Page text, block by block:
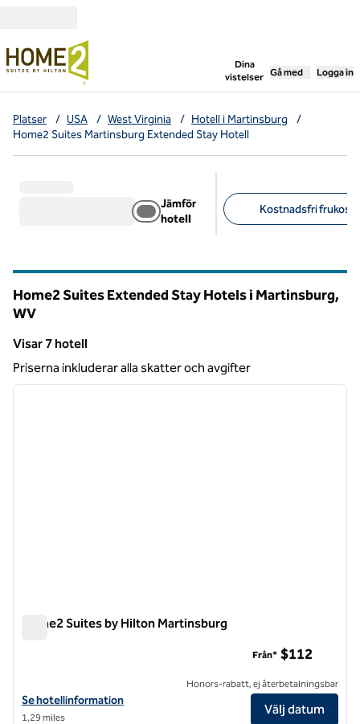
Dina
vistelser
,öppnar ny flik
Gå med Logga in
Platser / USA / West Virginia / Hotell i Martinsburg
/
Home2 Suites Martinsburg Extended Stay Hotell
Jämför
hotell
Kostnadsfri frukost
Home2 Suites Extended Stay Hotels i Martinsburg,
WV
Visar 7 hotell
Visar 7 hotell
Priserna inkluderar alla skatter och avgifter
1 av 12
nästa
Home2 Suites by Hilton Martinsburg
Visa hotelluppgifter för Home2 Suites by Hilton Martinsburg
Se hotellinformation
1,29 miles
Från* $112
Honors-rabatt, ej återbetalningsbar
Välj datum